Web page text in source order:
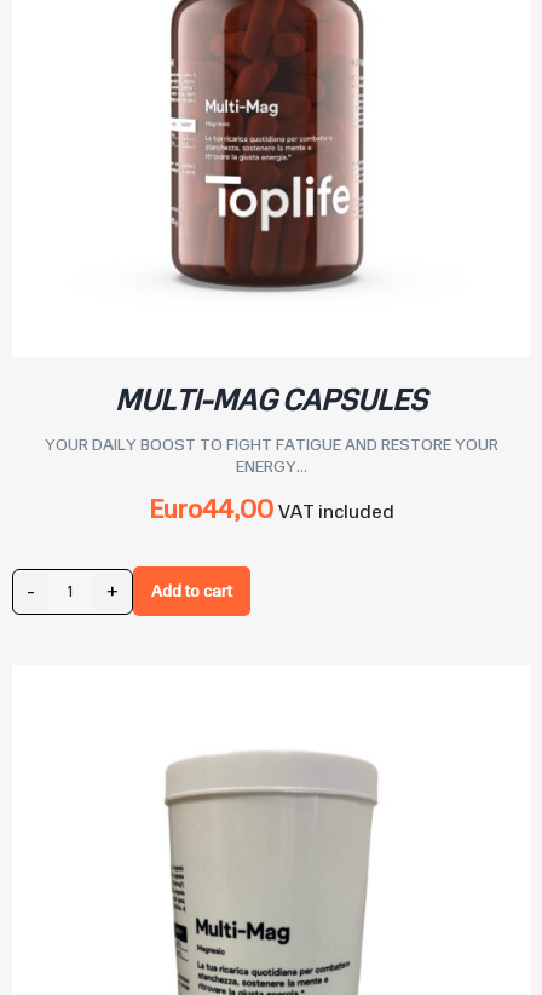
MULTI-MAG CAPSULES
YOUR DAILY BOOST TO FIGHT FATIGUE AND RESTORE YOUR
ENERGY...
Euro44,00 VAT included
- + Add to cart